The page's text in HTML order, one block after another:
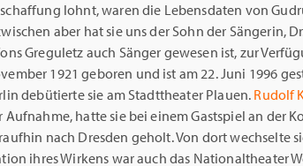
lohnt, waren die Lebensdaten von
aber hat sie uns der Sohn der Sängerin,
Greguletz auch Sänger gewesen ist, zur
1921 geboren und ist am 22. Juni 1996
debütierte sie am Stadttheater Plauen. Rudolf
Aufnahme, hatte sie bei einem Gastspiel an der
nach Dresden geholt. Von dort wechselte
ihres Wirkens war auch das Nationaltheater